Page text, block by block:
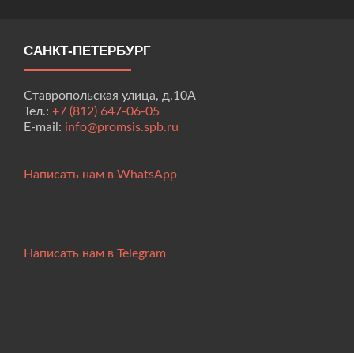
САНКТ-ПЕТЕРБУРГ
Ставропольская улица, д.10А
Тел.: +7 (812) 647-06-05
E-mail: info@promsis.spb.ru
Написать нам в WhatsApp
Написать нам в Telegram